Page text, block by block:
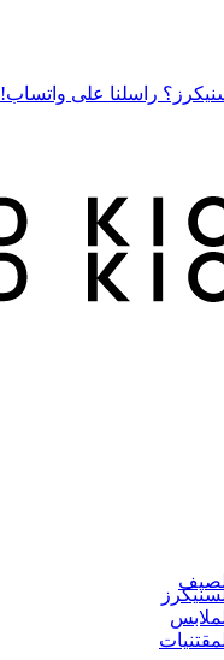
راسلنا على واتساب!